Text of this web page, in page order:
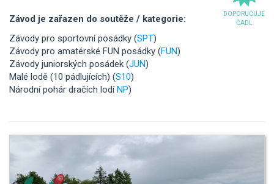
DOPORUČUJE
ČADL
Závod je zařazen do soutěže / kategorie:
Závody pro sportovní posádky (SPT)
Závody pro amatérské FUN posádky (FUN)
Závody juniorských posádek (JUN)
Malé lodě (10 pádlujících) (S10)
Národní pohár dračích lodíNP)